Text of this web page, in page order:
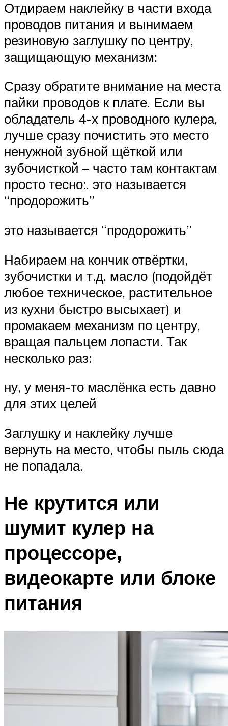
Отдираем наклейку в части входа
проводов питания и вынимаем
резиновую заглушку по центру,
защищающую механизм:
Сразу обратите внимание на места
пайки проводов к плате. Если вы
обладатель 4-х проводного кулера,
лучше сразу почистить это место
ненужной зубной щёткой или
зубочисткой – часто там контактам
просто тесно:. это называется
“продорожить”
это называется “продорожить”
Набираем на кончик отвёртки,
зубочистки и т.д. масло (подойдёт
любое техническое, растительное
из кухни быстро высыхает) и
промакаем механизм по центру,
вращая пальцем лопасти. Так
несколько раз:
ну, у меня-то маслёнка есть давно
для этих целей
Заглушку и наклейку лучше
вернуть на место, чтобы пыль сюда
не попадала.
Не крутится или
шумит кулер на
процессоре,
видеокарте или блоке
питания